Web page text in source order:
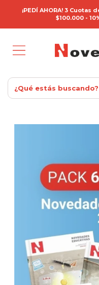
¡PEDÍ AHORA! 3
$100.000 -